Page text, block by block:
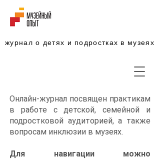
журнал о детях и подростках в музеях
Онлайн-журнал посвящен практикам
в работе с детской, семейной и
подростковой аудиторией, а также
вопросам инклюзии в музеях.
Для навигации можно